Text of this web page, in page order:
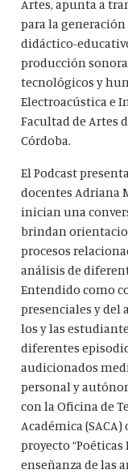
Artes, apunta a
para la
didáctico-
producción
tecnológicos y
Electroacústica e
Facultad de Artes
Córdoba.
El Podcast
docentes Adriana
inician una
brindan
procesos
análisis de
Entendido como
presenciales y
los y las
diferentes
audicionados
personal y
con la Oficina de
Académica
proyecto
enseñanza de las